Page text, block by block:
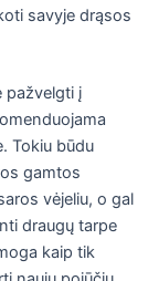
savyje drąsos
į
Tokiu būdu
gamtos
vėjeliu, o gal
draugų tarpe
kaip tik